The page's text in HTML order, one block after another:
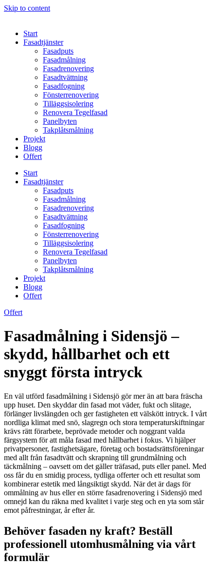
Skip to content
Start
Fasadtjänster
Fasadputs
Fasadmålning
Fasadrenovering
Fasadtvättning
Fasadfogning
Fönsterrenovering
Tilläggsisolering
Renovera Tegelfasad
Panelbyten
Takplåtsmålning
Projekt
Blogg
Offert
Start
Fasadtjänster
Fasadputs
Fasadmålning
Fasadrenovering
Fasadtvättning
Fasadfogning
Fönsterrenovering
Tilläggsisolering
Renovera Tegelfasad
Panelbyten
Takplåtsmålning
Projekt
Blogg
Offert
Offert
Fasadmålning i Sidensjö –
skydd, hållbarhet och ett
snyggt första intryck
En väl utförd fasadmålning i Sidensjö gör mer än att bara fräscha
upp huset. Den skyddar din fasad mot väder, fukt och slitage,
förlänger livslängden och ger fastigheten ett välskött intryck. I vårt
nordliga klimat med snö, slagregn och stora temperaturskiftningar
krävs rätt förarbete, beprövade metoder och noggrant valda
färgsystem för att måla fasad med hållbarhet i fokus. Vi hjälper
privatpersoner, fastighetsägare, företag och bostadsrättsföreningar
med allt från fasadtvätt och skrapning till grundmålning och
täckmålning – oavsett om det gäller träfasad, puts eller panel. Med
oss får du en smidig process, tydliga offerter och ett resultat som
kombinerar estetik med långsiktigt skydd. När det är dags för
ommålning av hus eller en större fasadrenovering i Sidensjö med
omnejd kan du räkna med kvalitet i varje steg och en yta som står
emot påfrestningar, år efter år.
Behöver fasaden ny kraft? Beställ
professionell utomhusmålning via vårt
formulär